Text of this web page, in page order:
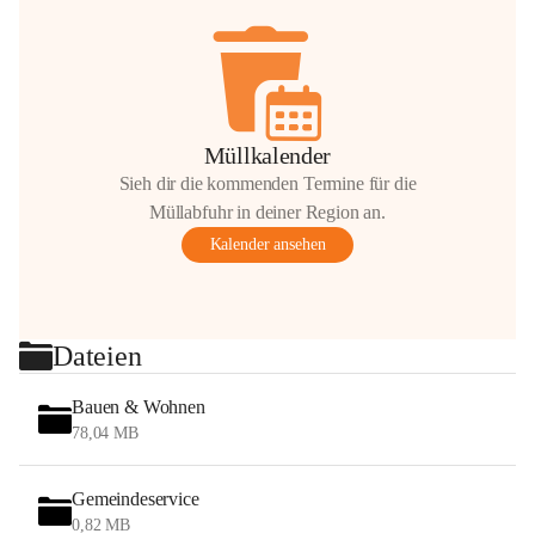
Müllkalender
Sieh dir die kommenden Termine für die
Müllabfuhr in deiner Region an.
Kalender ansehen
Dateien
Bauen & Wohnen
78,04 MB
Gemeindeservice
0,82 MB